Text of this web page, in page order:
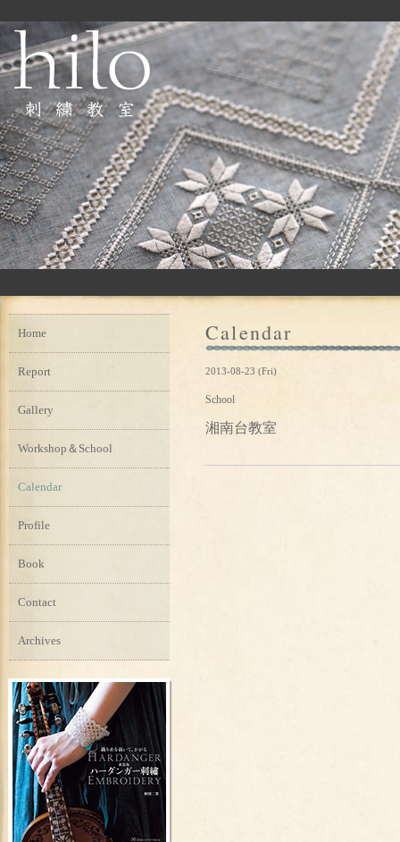
Calendar
2013-08-23 (Fri)
School
湘南台教室
Home
Report
Gallery
Workshop＆School
Calendar
Profile
Book
Contact
Archives